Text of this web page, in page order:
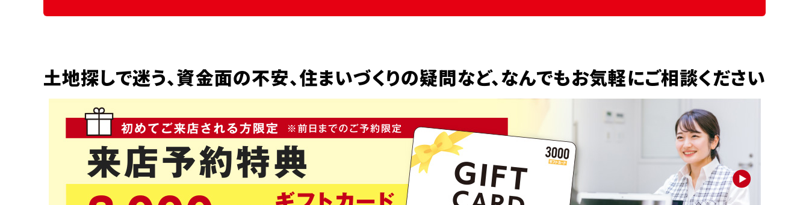
土地探しで迷う、資金面の不安、住まいづくりの疑問など、なんでもお気軽にご相談ください